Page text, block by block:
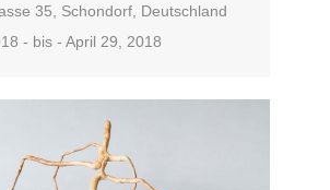
35, Schondorf, Deutschland
- bis - April 29, 2018